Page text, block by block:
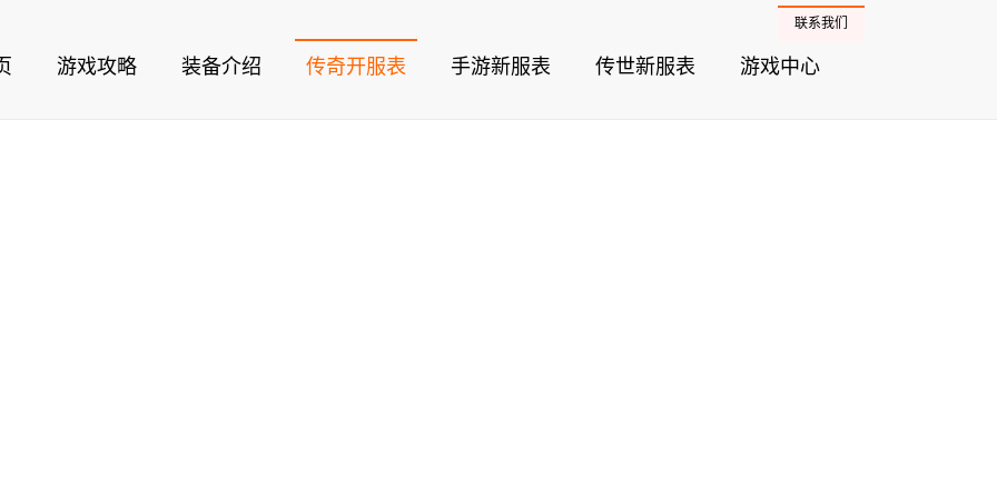
游戏攻略 装备介绍 传奇开服表 手游新服表 传世新服表 游戏中心
联系我们